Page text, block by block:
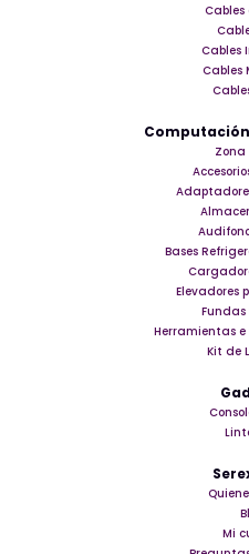
Cables
Cables
Cables
Zona
Bases
Elevadores
Fundas
Herramientas e
Kit de
Mi